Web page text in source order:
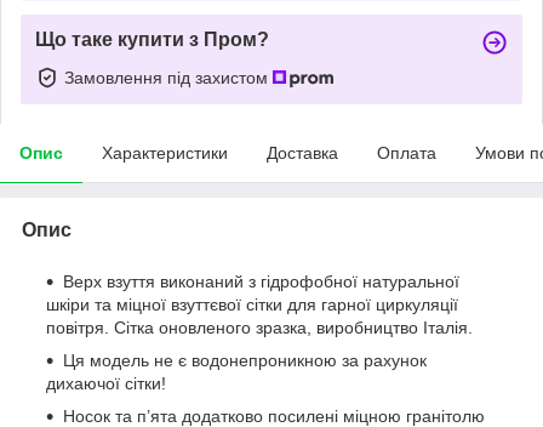
Що таке купити з Пром?
Замовлення під захистом
Опис Характеристики Доставка Оплата Умови
Опис
Верх взуття виконаний з гідрофобної натуральної
шкіри та міцної взуттєвої сітки для гарної циркуляції
повітря. Сітка оновленого зразка, виробництво Італія.
Ця модель не є водонепроникною за рахунок
дихаючої сітки!
Носок та п’ята додатково посилені міцною гранітолю